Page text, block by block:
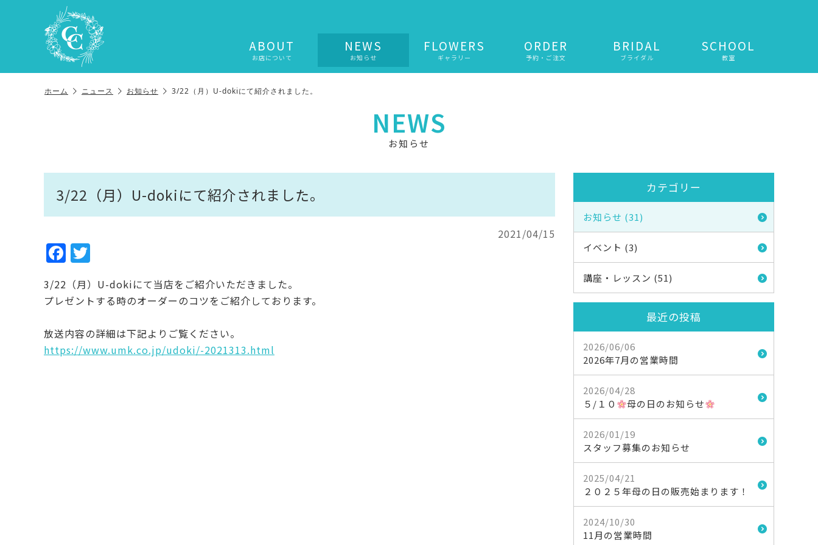
ABOUT
お店について
NEWS
お知らせ
FLOWERS
ギャラリー
ORDER
予約・ご注文
BRIDAL
ブライダル
SCHOOL
教室
ホーム ニュース お知らせ 3/22（月）U-dokiにて紹介されました。
NEWS
お知らせ
3/22（月）U-dokiにて紹介されました。
2021/04/15
F
a
c
e
b
o
it
te
r
3/22（月）U-dokiにて当店をご紹介いただきました。
プレゼントする時のオーダーのコツをご紹介しております。
放送内容の詳細は下記よりご覧ください。
https://www.umk.co.jp/udoki/-2021313.html
カテゴリー
お知らせ (31)
イベント (3)
講座・レッスン (51)
最近の投稿
2026/06/06
2026年7月の営業時間
2026/04/28
５/１０
母の日のお知らせ
2026/01/19
スタッフ募集のお知らせ
2025/04/21
２０２５年母の日の販売始まります！
2024/10/30
11月の営業時間